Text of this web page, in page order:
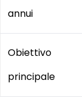
annui
Obiettivo
principale